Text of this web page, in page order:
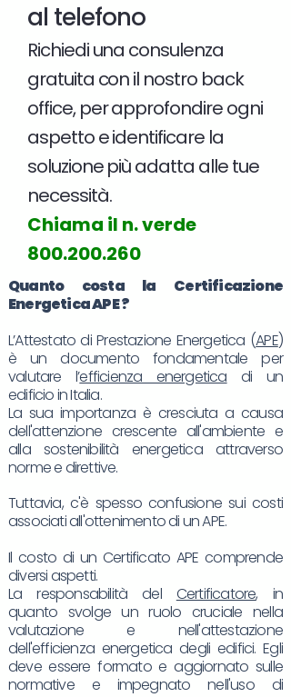
al telefono
Richiedi una consulenza
gratuita con il nostro back
office, per approfondire ogni
aspetto e identificare la
soluzione più adatta alle tue
necessità.
Chiama il n. verde
800.200.260
Quanto costa la Certificazione
EnergeticaAPE?
L’Attestato di Prestazione Energetica (APE)
è un documento fondamentale per
valutare l’efficienza energetica di un
edificio in Italia.
La sua importanza è cresciuta a causa
dell'attenzione crescente all'ambiente e
alla sostenibilità energetica attraverso
norme e direttive.
Tuttavia, c'è spesso confusione sui costi
associati all'ottenimento di un APE.
Il costo di un Certificato APE comprende
diversi aspetti.
La responsabilità del Certificatore, in
quanto svolge un ruolo cruciale nella
valutazione e nell'attestazione
dell'efficienza energetica degli edifici. Egli
deve essere formato e aggiornato sulle
normative e impegnato nell'uso di